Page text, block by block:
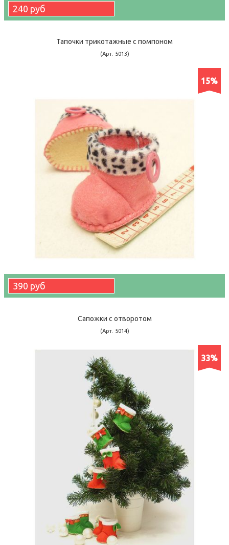
240 руб
Тапочки трикотажные с помпоном
(Арт. 5013)
15%
390 руб
Сапожки с отворотом
(Арт. 5014)
33%